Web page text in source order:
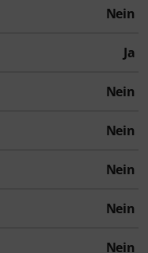
Nein
Ja
Nein
Nein
Nein
Nein
Nein